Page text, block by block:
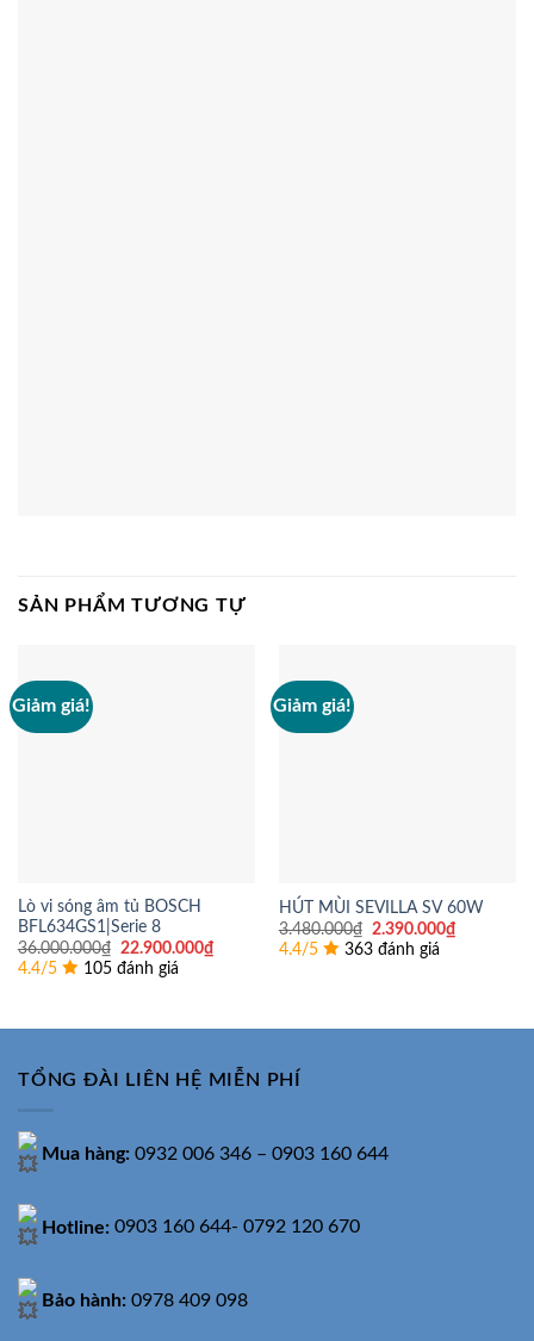
SẢN PHẨM TƯƠNG TỰ
Giảm giá!
Lò vi sóng âm tủ BOSCH
BFL634GS1|Serie 8
36.000.000₫ Giá
gốc
là:
22.900.000₫Giá
4.4/5 105 đánh giá
Giảm giá!
HÚT MÙI SEVILLA SV 60W
3.480.000₫ Giá
gốc
là:
2.390.000₫Giá
4.4/5 363 đánh giá
TỔNG ĐÀI LIÊN HỆ MIỄN PHÍ
Mua hàng: 0932 006 346 – 0903 160 644
Hotline: 0903 160 644- 0792 120 670
Bảo hành: 0978 409 098